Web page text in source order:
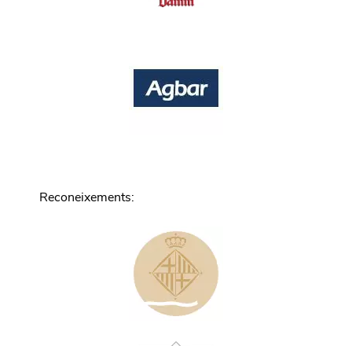
Reconeixements: